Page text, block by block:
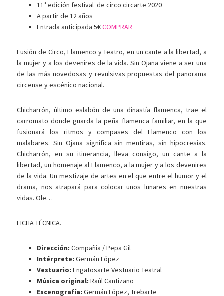
11ª edición festival de circo circarte 2020
A partir de 12 años
Entrada anticipada 5€COMPRAR
Fusión de Circo, Flamenco y Teatro, en un cante a la libertad, a
la mujer y a los devenires de la vida. Sin Ojana viene a ser una
de las más novedosas y revulsivas propuestas del panorama
circense y escénico nacional.
Chicharrón, último eslabón de una dinastía flamenca, trae el
carromato donde guarda la peña flamenca familiar, en la que
fusionará los ritmos y compases del Flamenco con los
malabares. Sin Ojana significa sin mentiras, sin hipocresías.
Chicharrón, en su itinerancia, lleva consigo, un cante a la
libertad, un homenaje al Flamenco, a la mujer y a los devenires
de la vida. Un mestizaje de artes en el que entre el humor y el
drama, nos atrapará para colocar unos lunares en nuestras
vidas. Ole…
FICHA TÉCNICA.
Dirección: Compañía / Pepa Gil
Intérprete:Germán López
Vestuario: Engatosarte Vestuario Teatral
Música original: Raúl Cantizano
Escenografía:Germán López, Trebarte